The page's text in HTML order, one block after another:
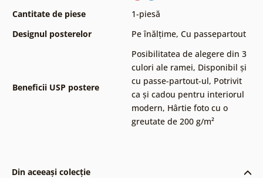
Cantitate de piese
1-piesă
Designul posterelor
Pe înălțime, Cu passepartout
Beneficii USP postere
Posibilitatea de alegere din 3
culori ale ramei, Disponibil și
cu passe-partout-ul, Potrivit
ca și cadou pentru interiorul
modern, Hârtie foto cu o
greutate de 200 g/m²
Din aceeași colecție